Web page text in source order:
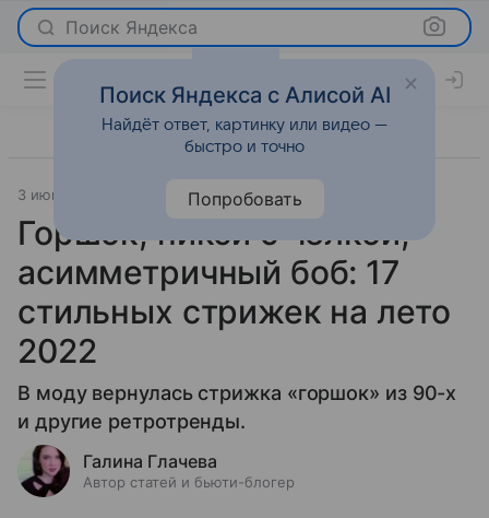
Поиск Яндекса
3 июня 2022
Горшок, пикси с челкой,
асимметричный боб: 17
стильных стрижек на лето
2022
В моду вернулась стрижка «горшок» из 90-х
и другие ретротренды.
Галина Глачева
Автор статей и бьюти-блогер
Поиск Яндекса с Алисой AI
Найдёт ответ, картинку или видео —
быстро и точно
Попробовать